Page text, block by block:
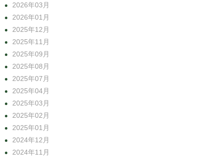
2026年03月
2026年01月
2025年12月
2025年11月
2025年09月
2025年08月
2025年07月
2025年04月
2025年03月
2025年02月
2025年01月
2024年12月
2024年11月